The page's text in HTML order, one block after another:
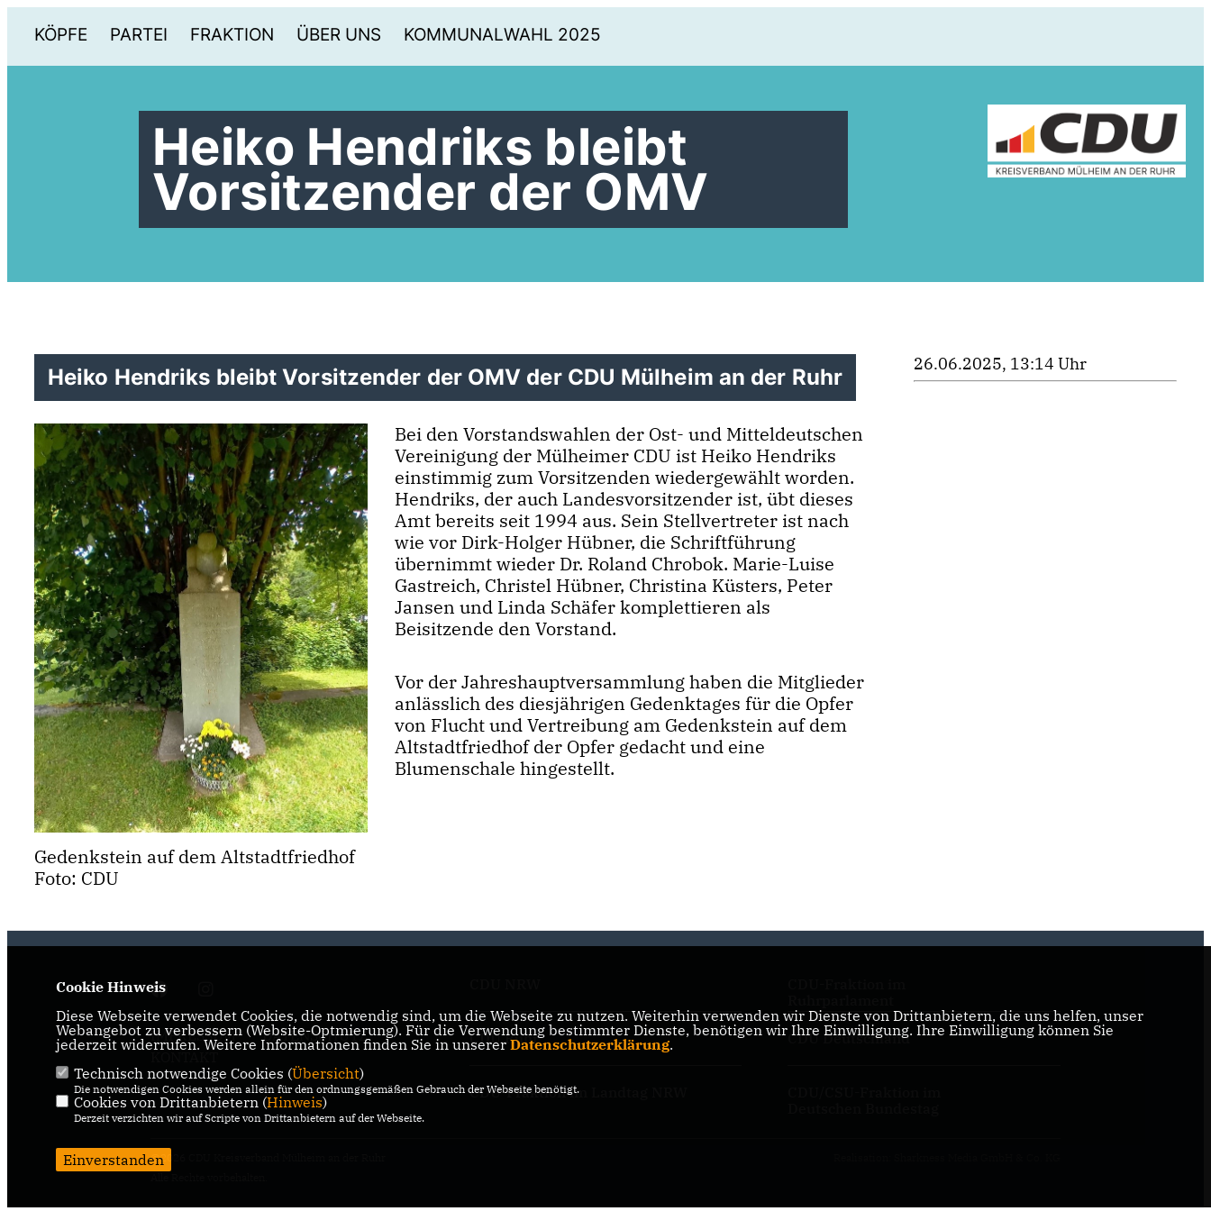
KÖPFE PARTEI FRAKTION ÜBER UNS KOMMUNALWAHL 2025
Heiko Hendriks bleibt
Vorsitzender der OMV
Heiko Hendriks bleibt Vorsitzender der OMV der CDU Mülheim an der Ruhr
Gedenkstein auf dem Altstadtfriedhof
Foto: CDU
Bei den Vorstandswahlen der Ost- und Mitteldeutschen
Vereinigung der Mülheimer CDU ist Heiko Hendriks
einstimmig zum Vorsitzenden wiedergewählt worden.
Hendriks, der auch Landesvorsitzender ist, übt dieses
Amt bereits seit 1994 aus. Sein Stellvertreter ist nach
wie vor Dirk-Holger Hübner, die Schriftführung
übernimmt wieder Dr. Roland Chrobok. Marie-Luise
Gastreich, Christel Hübner, Christina Küsters, Peter
Jansen und Linda Schäfer komplettieren als
Beisitzende den Vorstand.
Vor der Jahreshauptversammlung haben die Mitglieder
anlässlich des diesjährigen Gedenktages für die Opfer
von Flucht und Vertreibung am Gedenkstein auf dem
Altstadtfriedhof der Opfer gedacht und eine
Blumenschale hingestellt.
26.06.2025, 13:14 Uhr
IMPRESSUM
DATENSCHUTZ
CDU Ruhr
CDU-Fraktion im Landtag NRW
CDU Deutschland
@2026 CDU Kreisverband Mülheim an der Ruhr
Cookie Hinweis
Diese Webseite verwendet Cookies, die notwendig sind, um die Webseite zu nutzen. Weiterhin verwenden wir Dienste von Drittanbietern, die uns helfen, unser
Webangebot zu verbessern (Website-Optmierung). Für die Verwendung bestimmter Dienste, benötigen wir Ihre Einwilligung. Ihre Einwilligung können Sie
jederzeit widerrufen. Weitere Informationen finden Sie in unserer Datenschutzerklärung.
Technisch notwendige Cookies (Übersicht)
Die notwendigen Cookies werden allein für den ordnungsgemäßen Gebrauch der Webseite benötigt.
Cookies von Drittanbietern (Hinweis)
Derzeit verzichten wir auf Scripte von Drittanbietern auf der Webseite.
Einverstanden